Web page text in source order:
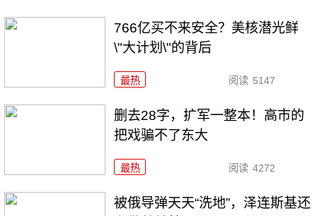
766亿买不来安全？美核潜光鲜
\"大计划\"的背后
最热 阅读 5147
删去28字，扩军一整本！高市的
把戏骗不了东大
最热 阅读 4272
被俄导弹天天“洗地”，泽连斯基还